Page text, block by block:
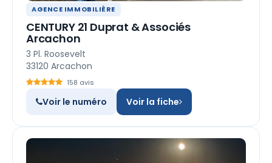
AGENCE IMMOBILIÈRE
CENTURY 21 Duprat & Associés
Arcachon
3 Pl. Roosevelt
33120 Arcachon
158 avis
Voir le numéro Voir la fiche